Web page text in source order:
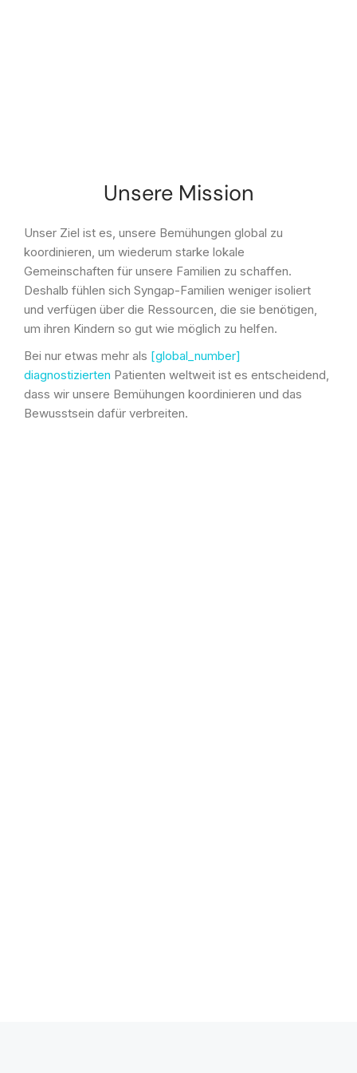
Unsere Mission
Unser Ziel ist es, unsere Bemühungen global zu
koordinieren, um wiederum starke lokale
Gemeinschaften für unsere Familien zu schaffen.
Deshalb fühlen sich Syngap-Familien weniger isoliert
und verfügen über die Ressourcen, die sie benötigen,
um ihren Kindern so gut wie möglich zu helfen.
Bei nur etwas mehr als [global_number]
diagnostizierten Patienten weltweit ist es entscheidend,
dass wir unsere Bemühungen koordinieren und das
Bewusstsein dafür verbreiten.